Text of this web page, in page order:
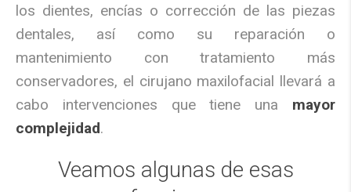
los dientes, encías o corrección de las piezas
dentales, así como su reparación o
mantenimiento con tratamiento más
conservadores, el cirujano maxilofacial llevará a
cabo intervenciones que tiene una mayor
complejidad.
Veamos algunas de esas